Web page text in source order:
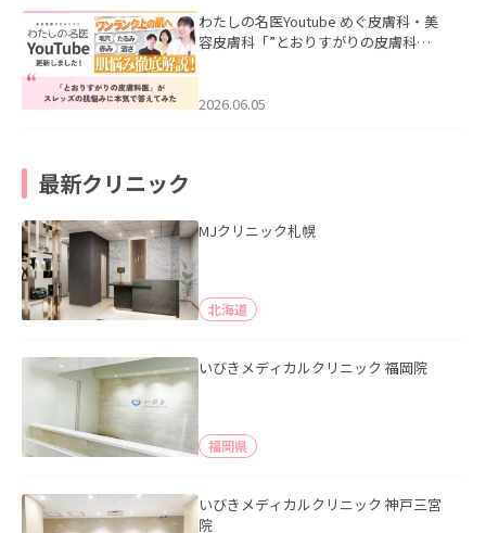
わたしの名医Youtube めぐ皮膚科・美
容皮膚科「”とおりすがりの皮膚科
2026.06.05
最新クリニック
MJクリニック札幌
北海道
いびきメディカルクリニック 福岡院
福岡県
いびきメディカルクリニック 神戸三宮
院